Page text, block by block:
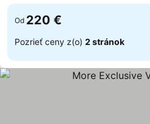
Od 220 €
Pozrieť ceny z(o) 2 stránok